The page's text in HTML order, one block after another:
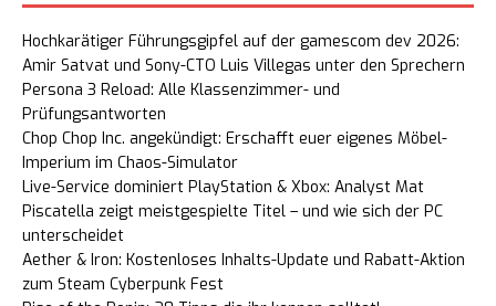
Hochkarätiger Führungsgipfel auf der gamescom dev 2026:
Amir Satvat und Sony-CTO Luis Villegas unter den Sprechern
Persona 3 Reload: Alle Klassenzimmer- und
Prüfungsantworten
Chop Chop Inc. angekündigt: Erschafft euer eigenes Möbel-
Imperium im Chaos-Simulator
Live-Service dominiert PlayStation & Xbox: Analyst Mat
Piscatella zeigt meistgespielte Titel – und wie sich der PC
unterscheidet
Aether & Iron: Kostenloses Inhalts-Update und Rabatt-Aktion
zum Steam Cyberpunk Fest